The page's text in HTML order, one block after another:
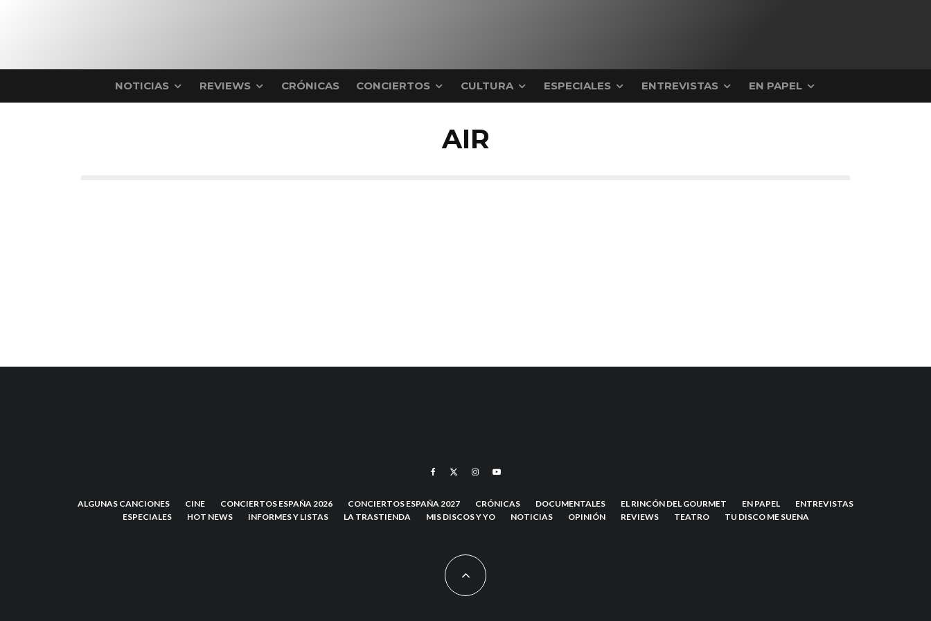
NOTICIAS REVIEWS CRÓNICAS CONCIERTOS CULTURA ESPECIALES ENTREVISTAS EN PAPEL
AIR
ALGUNAS CANCIONES CINE CONCIERTOS ESPAÑA 2026 CONCIERTOS ESPAÑA 2027 CRÓNICAS DOCUMENTALES EL RINCÓN DEL GOURMET EN PAPEL
ENTREVISTAS
ESPECIALES
HOT NEWS INFORMES Y LISTAS LA TRASTIENDA MIS DISCOS Y YO NOTICIAS OPINIÓN REVIEWS TEATRO TU DISCO ME SUENA